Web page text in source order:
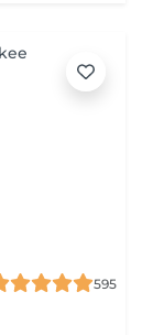
595